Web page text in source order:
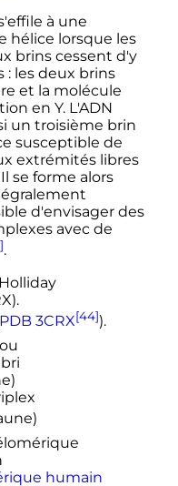
à une
hélice lorsque les
brins cessent d'y
: les deux brins
et la molécule
en Y. L'ADN
un troisième brin
susceptible de
extrémités libres
se forme alors
d'envisager des
avec de
.
PDB 3CRX[44]).
humain